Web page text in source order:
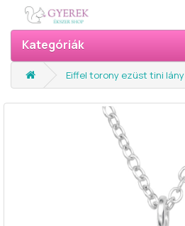
Kategóriák
Eiffel torony ezüst tini